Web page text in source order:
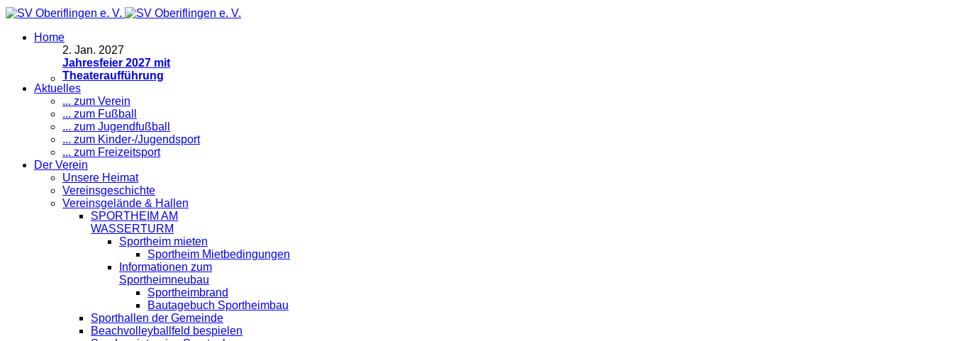
Home
2. Jan. 2027
Jahresfeier 2027 mit
Theateraufführung
Aktuelles
... zum Verein
... zum Fußball
... zum Jugendfußball
... zum Kinder-/Jugendsport
... zum Freizeitsport
Der Verein
Unsere Heimat
Vereinsgeschichte
Vereinsgelände & Hallen
SPORTHEIM AM
WASSERTURM
Sportheim mieten
Sportheim Mietbedingungen
Informationen zum
Sportheimneubau
Sportheimbrand
Bautagebuch Sportheimbau
Sporthallen der Gemeinde
Beachvolleyballfeld bespielen